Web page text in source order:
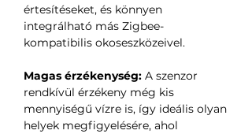
értesítéseket, és könnyen
integrálható más Zigbee-
kompatibilis okoseszközeivel.
Magas érzékenység: A szenzor
rendkívül érzékeny még kis
mennyiségű vízre is, így ideális olyan
helyek megfigyelésére, ahol